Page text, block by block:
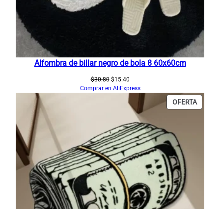
Alfombra de billar negro de bola 8 60x60cm
$30.80 El
precio
original
$15.40El
precio
actual
es:
$15.40.
Comprar en AliExpress
OFERTA
EN